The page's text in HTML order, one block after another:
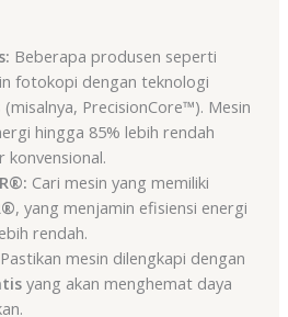
Beberapa produsen seperti
fotokopi dengan teknologi
PrecisionCore™). Mesin
hingga 85% lebih rendah
konvensional.
Cari mesin yang memiliki
, yang menjamin efisiensi energi
rendah.
Pastikan mesin dilengkapi dengan
yang akan menghemat daya